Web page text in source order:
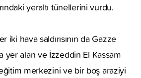
yeraltı tünellerini vurdu.
iki hava saldırısının da Gazze
yer alan ve İzzeddin El Kassam
merkezini ve bir boş araziyi